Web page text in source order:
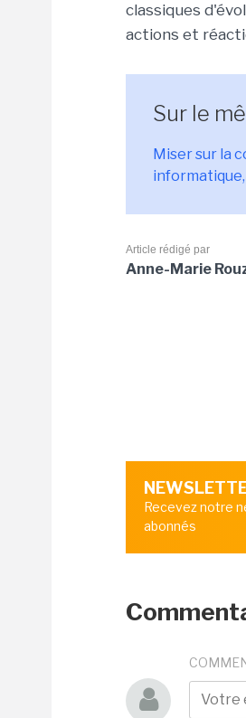
classiques
actions et
Sur le
Miser sur la
Article rédigé par
Anne-Marie
Recevez notre
abonnés